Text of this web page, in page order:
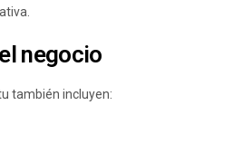
negocio
también incluyen: